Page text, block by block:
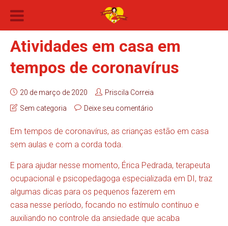
Atividades em casa em
tempos de coronavírus
20 de março de 2020
Priscila Correia
Sem categoria
Deixe seu comentário
Em tempos de coronavírus, as crianças estão em casa
sem aulas e com a corda toda.
E para ajudar nesse momento, Érica Pedrada, terapeuta
ocupacional e psicopedagoga especializada em DI, traz
algumas dicas para os pequenos fazerem em
casa nesse período, focando no estímulo contínuo e
auxiliando no controle da ansiedade que acaba